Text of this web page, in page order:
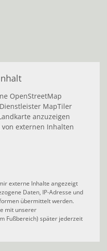
OpenStreetMap
MapTiler
anzuzeigen
externen Inhalten
externe Inhalte angezeigt
Daten, IP-Adresse und
übermittelt werden.
mit unserer
Fußbereich) später jederzeit